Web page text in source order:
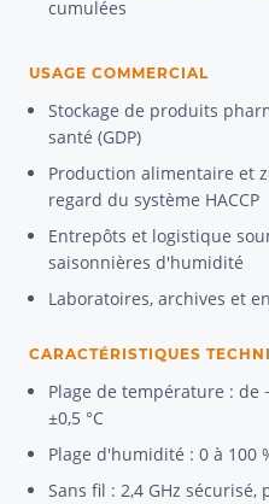
cumulées
USAGE COMMERCIAL
Stockage de produits
santé (GDP)
Production alimentaire et
regard du système HACCP
Entrepôts et logistique
saisonnières d'humidité
Laboratoires, archives et
CARACTÉRISTIQUES
Plage de température : de
±0,5 °C
Plage d'humidité : 0 à 100
Sans fil : 2,4 GHz sécurisé,